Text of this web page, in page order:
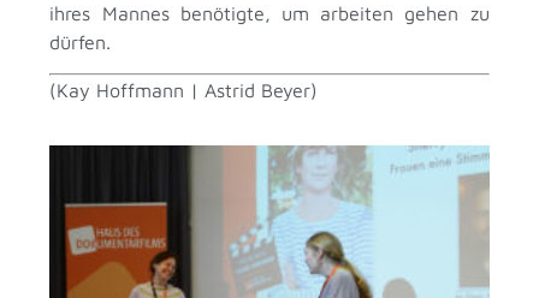
ihres Mannes benötigte, um arbeiten gehen zu
dürfen.
(Kay Hoffmann | Astrid Beyer)